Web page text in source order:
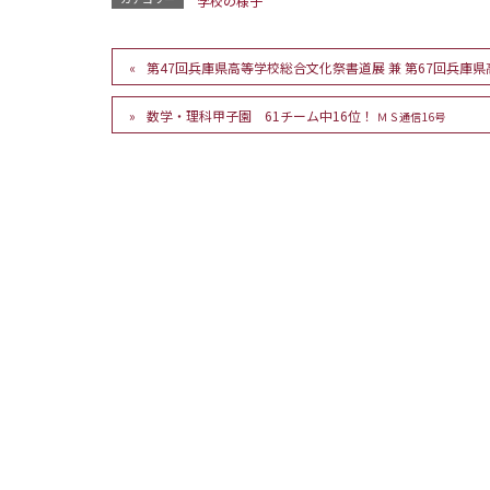
第47回兵庫県高等学校総合文化祭書道展 兼 第67回兵庫
数学・理科甲子園 61チーム中16位！ ＭＳ通信16号